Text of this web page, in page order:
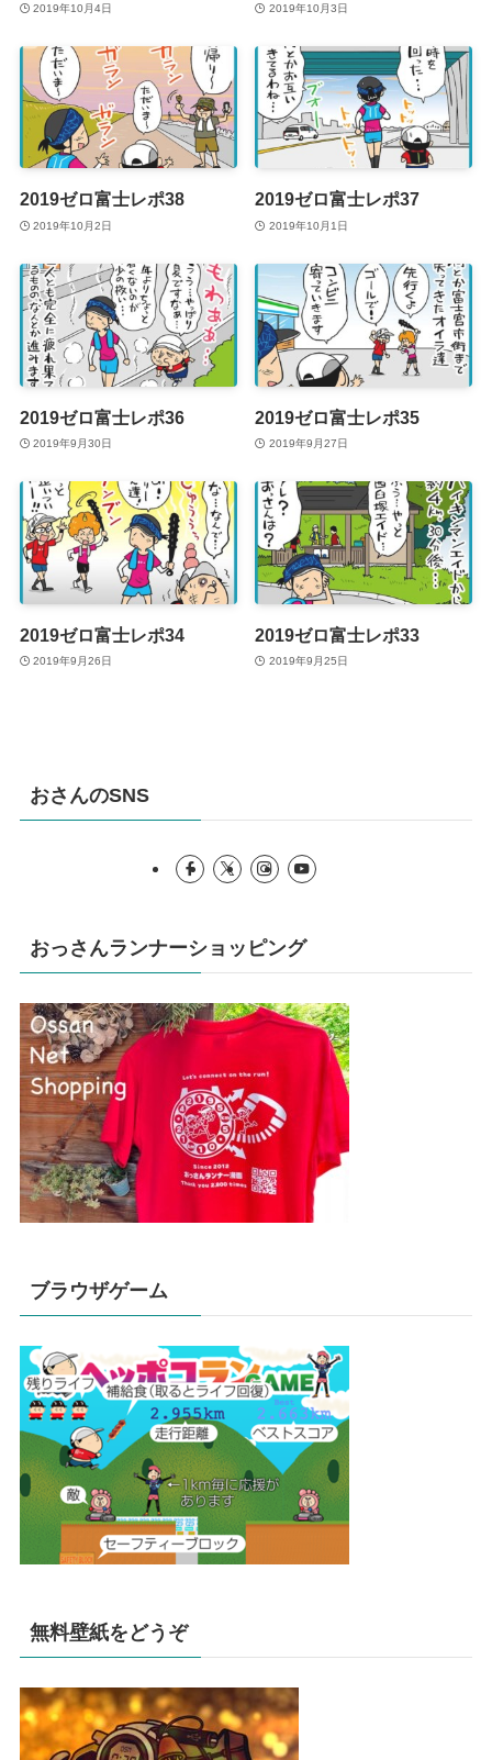
2019年10月4日 2019年10月3日
2019ゼロ富士レポ38
2019年10月2日
2019ゼロ富士レポ37
2019年10月1日
2019ゼロ富士レポ36
2019年9月30日
2019ゼロ富士レポ35
2019年9月27日
2019ゼロ富士レポ34
2019年9月26日
2019ゼロ富士レポ33
2019年9月25日
おさんのSNS
おっさんランナーショッピング
ブラウザゲーム
無料壁紙をどうぞ